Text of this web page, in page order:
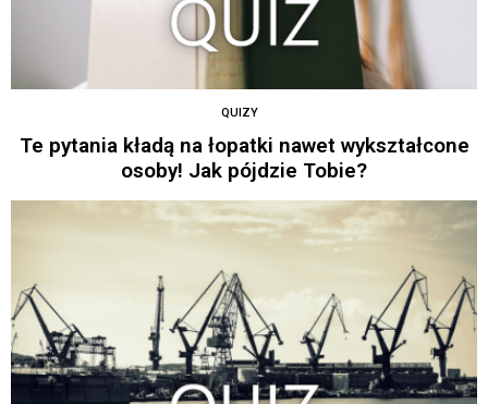
QUIZY
Te pytania kładą na łopatki nawet wykształcone
osoby! Jak pójdzie Tobie?